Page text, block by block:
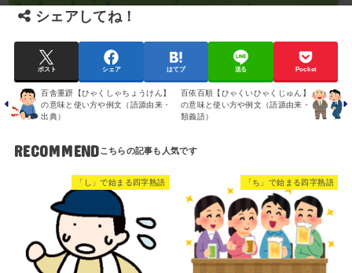
シェアしてね！
ポスト シェア はてブ 送る Pocket
百舎重趼【ひゃくしゃちょうけん】
の意味と使い方や例文（語源由来・
出典）
百依百順【ひゃくいひゃくじゅん】
の意味と使い方や例文（語源由来・
類義語）
RECOMMEND
「し」で始まる四字熟語 「ち」で始まる四字熟語